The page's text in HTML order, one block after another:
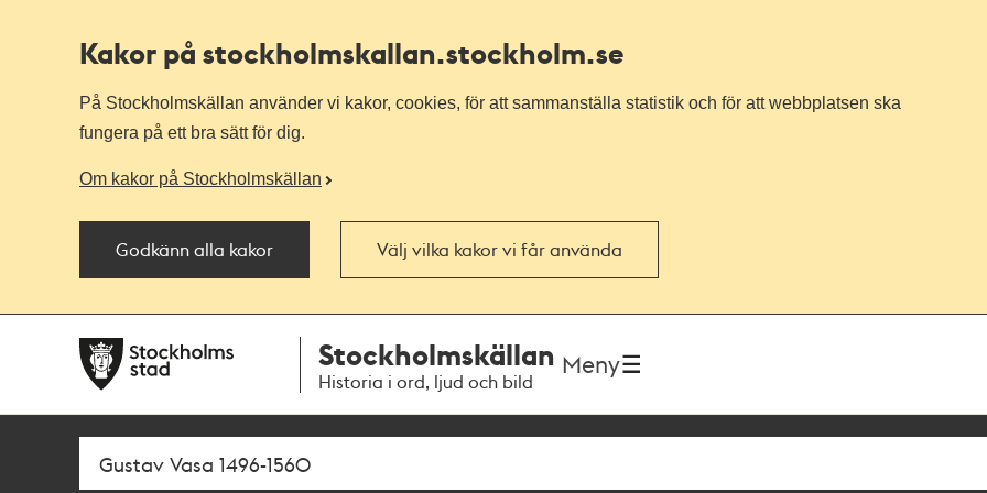
Kakor på stockholmskallan.stockholm.se
På Stockholmskällan använder vi kakor, cookies, för att sammanställa statistik och för att webbplatsen ska
fungera på ett bra sätt för dig.
Om kakor på Stockholmskällan
Godkänn alla kakor Välj vilka kakor vi får använda
navigationen
huvudinnehållet
Stockholmskällan
Historia i ord, ljud och bild
Meny
Sök